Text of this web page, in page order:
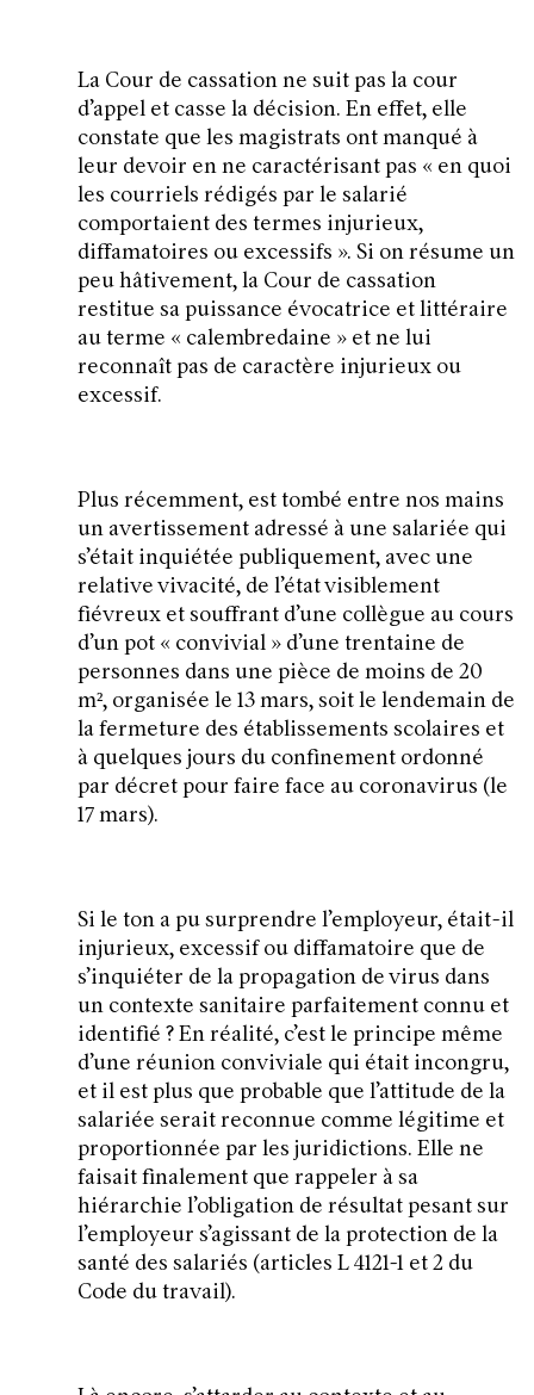
La Cour de cassation ne suit pas la cour
d’appel et casse la décision. En effet, elle
constate que les magistrats ont manqué à
leur devoir en ne caractérisant pas « en quoi
les courriels rédigés par le salarié
comportaient des termes injurieux,
diffamatoires ou excessifs ». Si on résume un
peu hâtivement, la Cour de cassation
restitue sa puissance évocatrice et littéraire
au terme « calembredaine » et ne lui
reconnaît pas de caractère injurieux ou
excessif.
Plus récemment, est tombé entre nos mains
un avertissement adressé à une salariée qui
s’était inquiétée publiquement, avec une
relative vivacité, de l’état visiblement
fiévreux et souffrant d’une collègue au cours
d’un pot « convivial » d’une trentaine de
personnes dans une pièce de moins de 20
m², organisée le 13 mars, soit le lendemain de
la fermeture des établissements scolaires et
à quelques jours du confinement ordonné
par décret pour faire face au coronavirus (le
17 mars).
Si le ton a pu surprendre l’employeur, était-il
injurieux, excessif ou diffamatoire que de
s’inquiéter de la propagation de virus dans
un contexte sanitaire parfaitement connu et
identifié ? En réalité, c’est le principe même
d’une réunion conviviale qui était incongru,
et il est plus que probable que l’attitude de la
salariée serait reconnue comme légitime et
proportionnée par les juridictions. Elle ne
faisait finalement que rappeler à sa
hiérarchie l’obligation de résultat pesant sur
l’employeur s’agissant de la protection de la
santé des salariés (articles L 4121-1 et 2 du
Code du travail).